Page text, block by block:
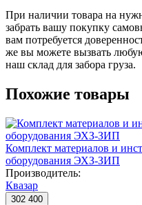
При наличии товара на
забрать вашу покупку
вам потребуется
же вы можете вызвать
наш склад для забора груза.
Похожие товары
Комплект материалов и
оборудования ЭХЗ-ЗИП
Производитель:
Квазар
302 400